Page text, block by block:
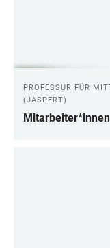
PROFESSUR FÜR
(JASPERT)
Mitarbeiter*innen